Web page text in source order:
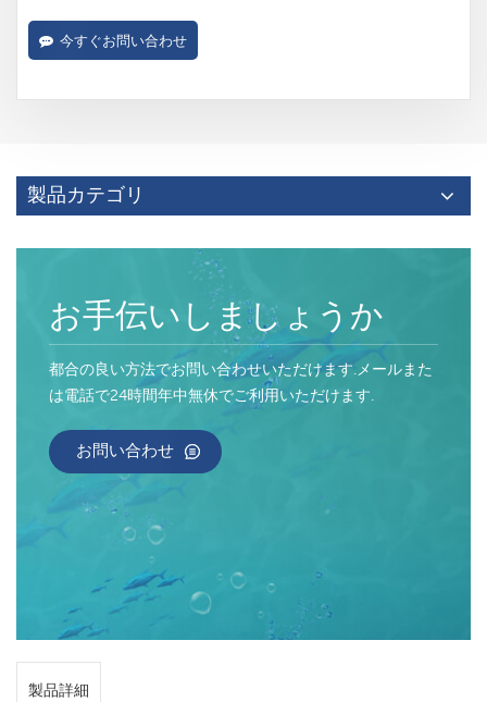
今すぐお問い合わせ
製品カテゴリ
お手伝いしましょうか
都合の良い方法でお問い合わせいただけます.メールまた
は電話で24時間年中無休でご利用いただけます.
お問い合わせ
製品詳細